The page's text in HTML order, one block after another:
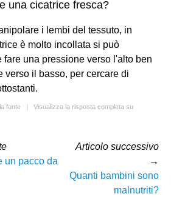
una cicatrice fresca?
i lembi del tessuto, in
è molto incollata si può
fare una pressione verso l'alto ben
verso il basso, per cercare di
fonte | Visualizza la risposta completa su
un pacco da
Articolo successivo
→
Quanti bambini sono
malnutriti?